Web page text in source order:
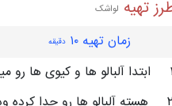
تهیه لواشک
زمان تهیه ۱۰ دقیقه
ابتدا آلبالو ها و کیوی ها رو